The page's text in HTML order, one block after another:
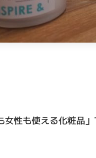
女性も使える化粧品